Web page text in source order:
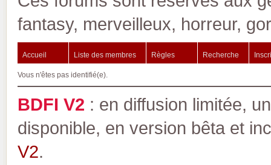
fantasy, merveilleux, horreur,
Accueil Liste des membres Règles Recherche
Vous n'êtes pas identifié(e).
BDFI V2 : en diffusion limitée,
disponible, en version bêta et
V2.